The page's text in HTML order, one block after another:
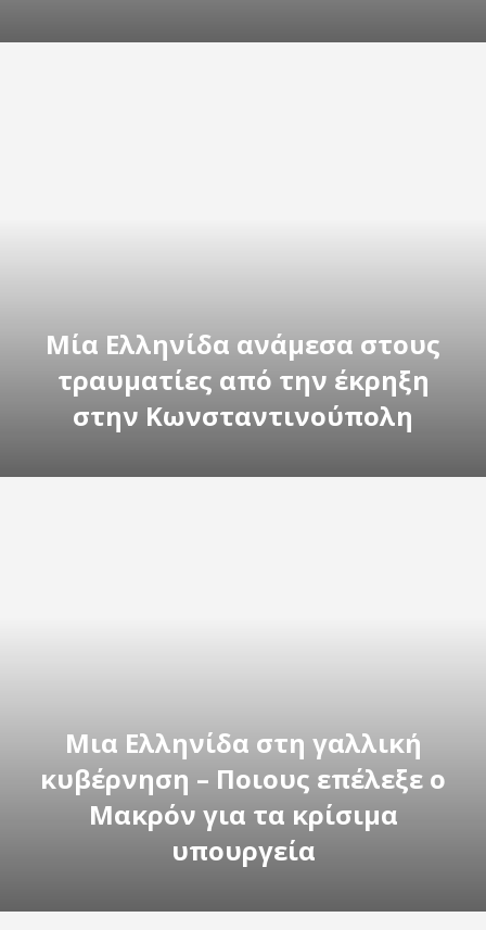
Μία Ελληνίδα ανάμεσα στους
τραυματίες από την έκρηξη
στην Κωνσταντινούπολη
Μια Ελληνίδα στη γαλλική
κυβέρνηση – Ποιους επέλεξε ο
Μακρόν για τα κρίσιμα
υπουργεία